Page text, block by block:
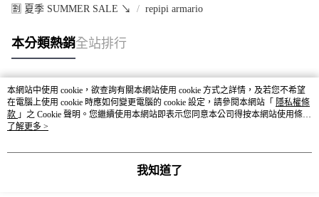
🈹 夏季 SUMMER SALE ↘️ repipi armario
本分類熱銷全站排行
熱門標籤
本網站中使用 cookie，欲查詢有關本網站使用 cookie 方式之詳情，及若您不希望
在電腦上使用 cookie 時應如何變更電腦的 cookie 設定，請參閱本網站「 隱私權條
款 」之 Cookie 聲明。您繼續使用本網站即表示您同意本公司得按本網站使用條款
之 Cookie 聲明使用 cookie。
了解更多 >
我知道了